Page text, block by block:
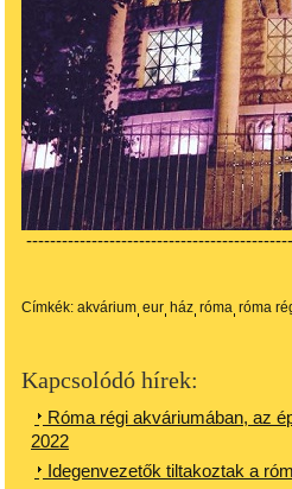
Címkék: akvárium eur ház róma róma
Kapcsolódó hírek:
Róma régi akváriumában, az
2022
Idegenvezetők tiltakoztak a